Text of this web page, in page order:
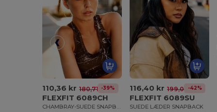
110,36 kr 180,71 kr-39%
FLEXFIT 6089CH
CHAMBRAY-SUEDE SNAPBACK CHAMBRAY
116,40 kr 199,04 kr
-42%
FLEXFIT 6089SU
SUEDE LÆDER SNAPBACK